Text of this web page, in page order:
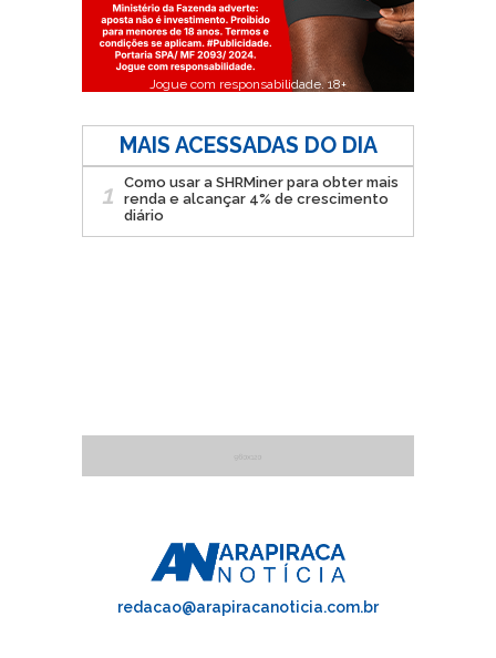
Jogue com responsabilidade. 18+
MAIS ACESSADAS DO DIA
1
Como usar a SHRMiner para obter mais
renda e alcançar 4% de crescimento
diário
redacao@arapiracanoticia.com.br